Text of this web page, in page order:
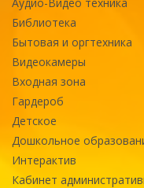
Библиотека
Бытовая и оргтехника
Видеокамеры
Входная зона
Гардероб
Детское
Дошкольное
Интерактив
Кабинет